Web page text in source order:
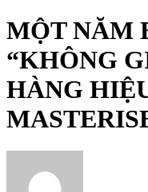
MỘT NĂM
“KHÔNG
HÀNG